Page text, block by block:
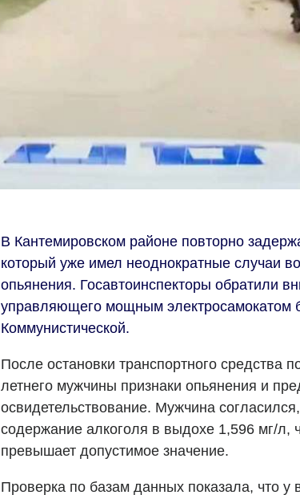
В Кантемировском районе повторно
который уже имел неоднократные случаи
опьянения. Госавтоинспекторы обратили
управляющего мощным электросамокатом
Коммунистической.
После остановки транспортного средства
летнего мужчины признаки опьянения и
освидетельствование. Мужчина
содержание алкоголя в выдохе 1,596 мг/л,
превышает допустимое значение.
Проверка по базам данных показала, что у